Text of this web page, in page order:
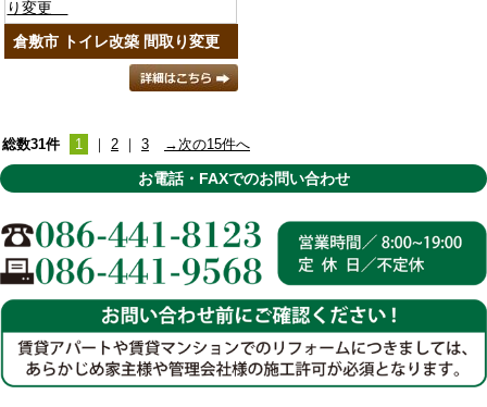
倉敷市 トイレ改築 間取り変更
総数31件 1 ｜ 2 ｜ 3 →次の15件へ
お電話・FAXでのお問い合わせ